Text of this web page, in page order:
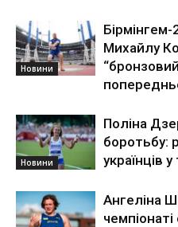
Новини
Михайлу
Новини
Поліна
боротьбу:
українців
Ангеліна